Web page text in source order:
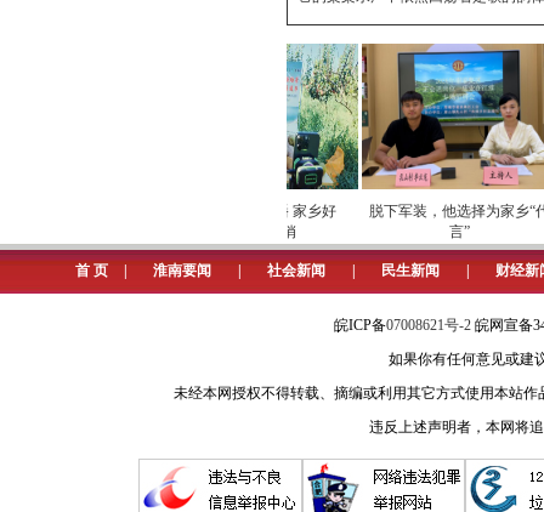
麦香交织混融，构成淮南独有的夏日
如果有闲，可深入到大山里的民
有仙气升腾。山林间，松涛阵阵，鸟
跳跃，清脆叮咚。溪水潺潺，载着山
芒种的农田，农事如诗。淮河两
土地。这是淮南人与土地达成的某种
歇，田间移动的身影俨然是一幅生动
芒种里的淮南，是自然与人文
则为这画面增添了生命的韵律。这里
芒种，于淮南而言，是对自然的
中，感受大地馈赠，领悟生命真谛，
劳模下田开直播 家乡好
脱下军装，他选择为家乡“代
言”
首 页 淮南要闻 社会新闻 民生新闻 财经新
皖ICP备07008621号-2 皖网宣备
如果你有任何意见或建
未经本网授权不得转载、摘编或利用其它方式使用本站
违反上述声明者，本网将